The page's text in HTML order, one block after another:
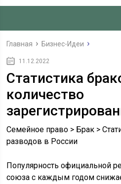
Главная Бизнес-Идеи
11.12.2022
Статистика
количество
Семейное право > Брак >
разводов в России
Популярность официальной
союза с каждым годом